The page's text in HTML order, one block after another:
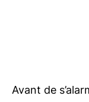
Avant de